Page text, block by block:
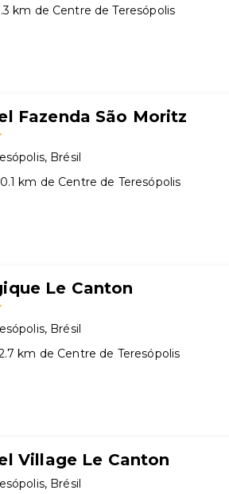
km de Centre de Teresópolis
Fazenda São Moritz
, Brésil
km de Centre de Teresópolis
Le Canton
, Brésil
km de Centre de Teresópolis
Village Le Canton
, Brésil